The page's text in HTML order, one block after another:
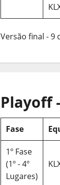
Versão final - 9
Playoff
Fase
1º Fase
(1º - 4º
Lugares)